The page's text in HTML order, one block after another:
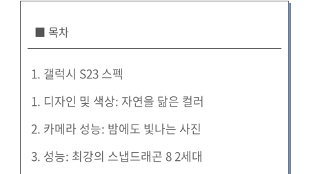
■ 목차
1. 갤럭시 S23 스펙
1. 디자인 및 색상: 자연을 닮은 컬러
2. 카메라 성능: 밤에도 빛나는 사진
3. 성능: 최강의 스냅드래곤 8 2세대